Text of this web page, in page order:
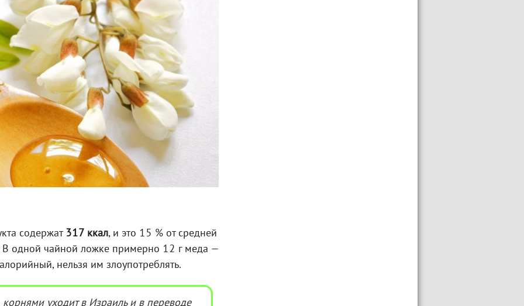
содержат 317 ккал, и это 15 % от средней
В одной чайной ложке примерно 12 г меда —
нельзя им злоупотреблять.
уходит в Израиль и в переводе